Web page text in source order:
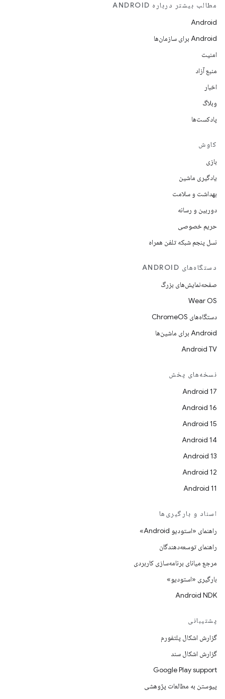
مطالب بیشتر درباره ANDROID
Android
Android برای سازمان‌ها
امنیت
منبع آزاد
اخبار
وبلاگ
پادکست‌ها
کاوش
بازی
یادگیری ماشین
بهداشت و سلامت
دوربین و رسانه
حریم خصوصی
نسل پنجم شبکه تلفن همراه
دستگاه‌های ANDROID
صفحه‌نمایش‌های بزرگ
Wear OS
دستگاه‌های ChromeOS
Android برای ماشین‌ها
Android TV
نسخه‌های پخش
Android 17
Android 16
Android 15
Android 14
Android 13
Android 12
Android 11
اسناد و بارگیری‌ها
راهنمای «استودیو Android»
راهنمای توسعه‌دهندگان
مرجع میانای برنامه‌سازی کاربردی
بارگیری «استودیو»
Android NDK
پشتیبانی
گزارش اشکال پلتفورم
گزارش اشکال سند
Google Play support
پیوستن به مطالعات پژوهشی